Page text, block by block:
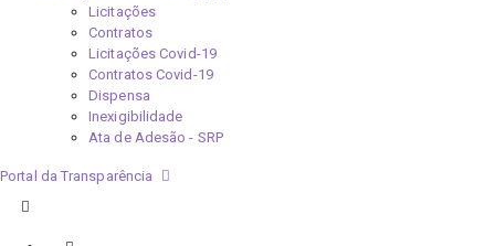
Licitações
Contratos
Licitações Covid-19
Contratos Covid-19
Dispensa
Inexigibilidade
Ata de Adesão - SRP
Portal da Transparência